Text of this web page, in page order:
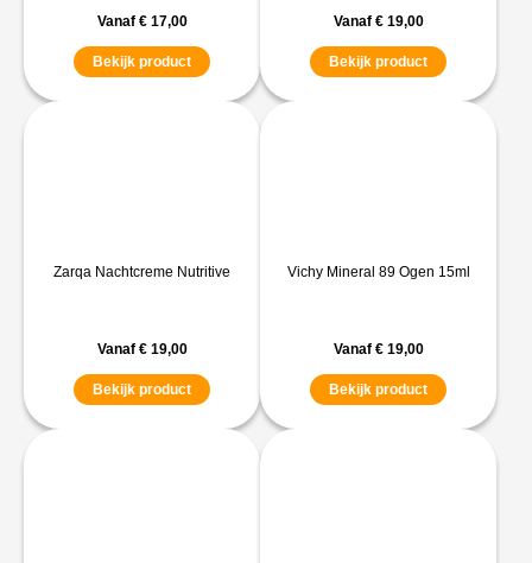
Vanaf €17,00
Bekijk product
Vanaf €19,00
Bekijk product
Zarqa Nachtcreme Nutritive
Vanaf €19,00
Bekijk product
Vichy Mineral 89 Ogen 15ml
Vanaf €19,00
Bekijk product